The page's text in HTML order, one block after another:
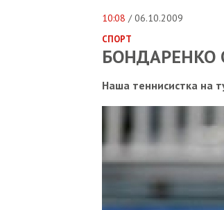
10:08 / 06.10.2009
СПОРТ
БОНДАРЕНКО
Наша теннисистка на